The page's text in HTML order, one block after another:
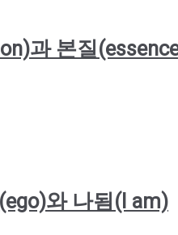
과 본질
와 나됨(I am)